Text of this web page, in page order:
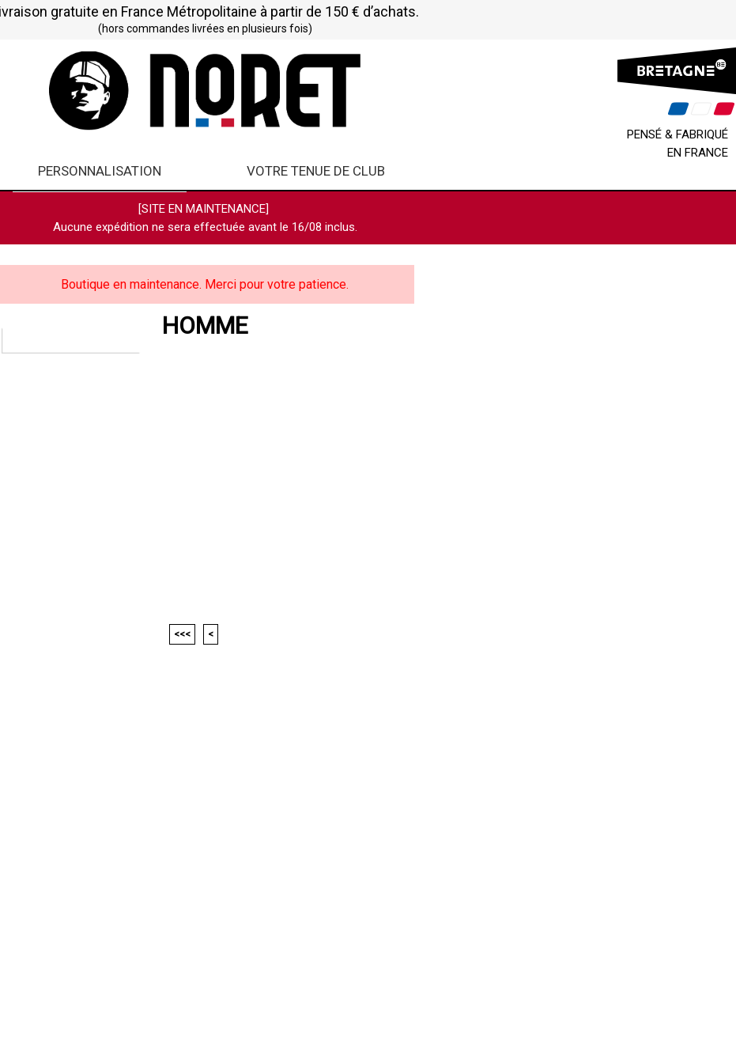
gratuite en France Métropolitaine à partir de 150 € d’achats.
(hors commandes livrées en plusieurs fois)
PENSÉ & FABRIQUÉ
EN FRANCE
PERSONNALISATION VOTRE TENUE DE CLUB
[SITE EN MAINTENANCE]
Aucune expédition ne sera effectuée avant le 16/08 inclus.
Boutique en maintenance. Merci pour votre patience.
HOMME
<<< <